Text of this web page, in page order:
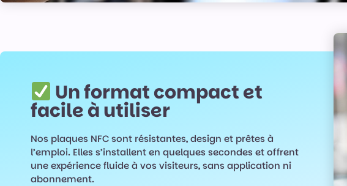
Un format compact et
facile à utiliser
Nos plaques NFC sont résistantes, design et prêtes à
l’emploi. Elles s’installent en quelques secondes et offrent
une expérience fluide à vos visiteurs, sans application ni
abonnement.